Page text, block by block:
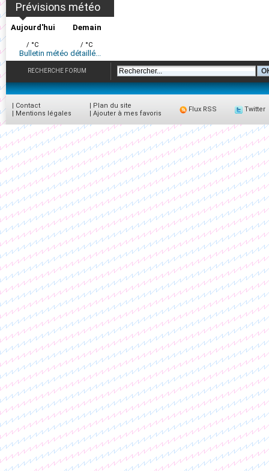
Prévisions météo
Aujourd'hui
/ °C
Demain
/ °C
Bulletin météo détaillé...
RECHERCHE FORUM
| Contact
| Mentions légales
| Plan du site
| Ajouter à mes favoris
Flux RSS Twitter